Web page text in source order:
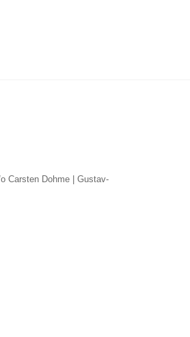
Carsten Dohme | Gustav-